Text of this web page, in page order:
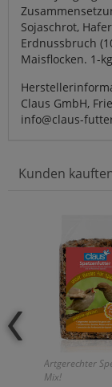
Sojaschrot,
Erdnussbruch
Maisflocken. 1-
Claus GmbH,
info@claus-
Kunden
Artgerechter
Mix!